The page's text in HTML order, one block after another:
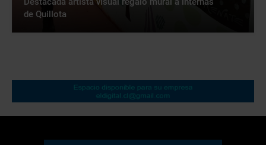
de Quillota